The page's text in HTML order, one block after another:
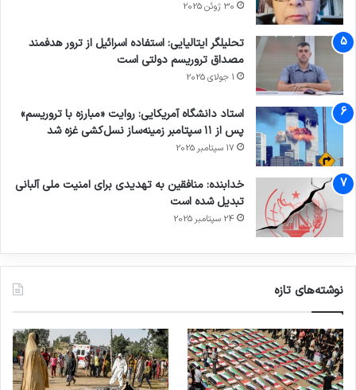
30 ژوئن 2025
تحلیلگر ایتالیایی: استفاده اسرائیل از ترور هدفمند
مصداق تروریسم دولتی است
1 جولای 2025
استاد دانشگاه آمریکایی: روایت «مبارزه با تروریسم»
پس از ۱۱ سپتامبر زمینه‌ساز نسل‌کشی غزه شد
17 سپتامبر 2025
خدابنده: منافقین به تهدیدی برای امنیت ملی آلبانی
تبدیل شده است
24 سپتامبر 2025
نوشته‌های تازه